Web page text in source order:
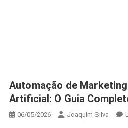
Automação de
Artificial: O Guia
06/05/2026 Joaquim Silva